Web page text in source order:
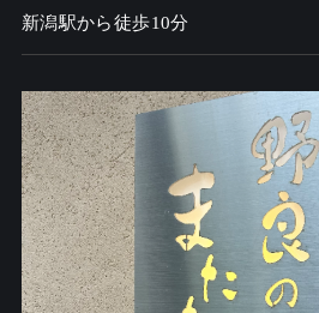
新潟駅から徒歩10分